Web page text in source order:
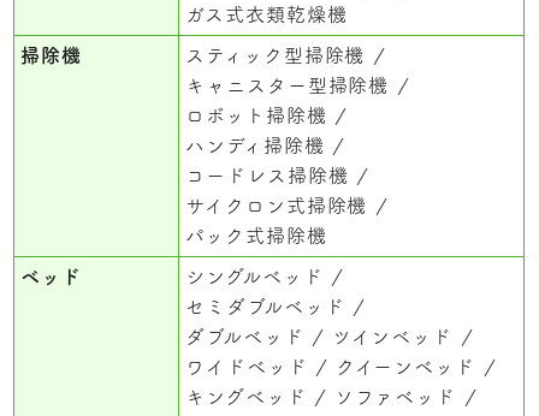
ガス式衣類乾燥機
掃除機
スティック型掃除機
キャニスター型掃除機
ロボット掃除機
ハンディ掃除機
コードレス掃除機
サイクロン式掃除機
パック式掃除機
ベッド
シングルベッド
セミダブルベッド
ダブルベッド
ツインベッド
ワイドベッド
クイーンベッド
キングベッド
ソファベッド